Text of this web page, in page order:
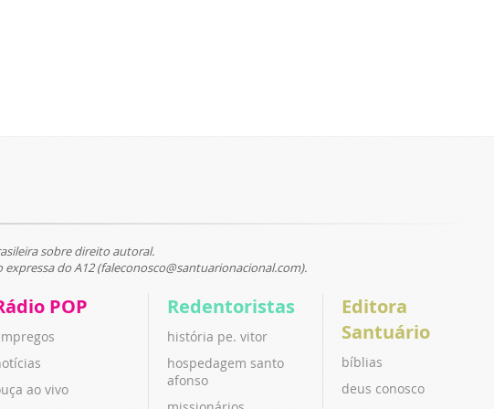
sobre direito autoral.
do A12 (faleconosco@santuarionacional.com).
POP
ao vivo
Redentoristas
história pe. vitor
hospedagem santo
afonso
Editora
Santuário
bíblias
deus conosco